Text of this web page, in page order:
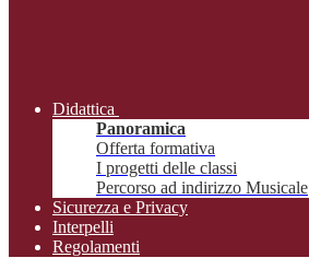
Didattica
Panoramica
Offerta formativa
I progetti delle classi
Percorso ad indirizzo Musicale
Sicurezza e Privacy
Interpelli
Regolamenti